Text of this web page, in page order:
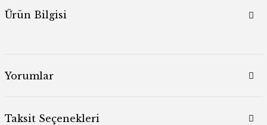
Ürün Bilgisi
Yorumlar
Taksit Seçenekleri